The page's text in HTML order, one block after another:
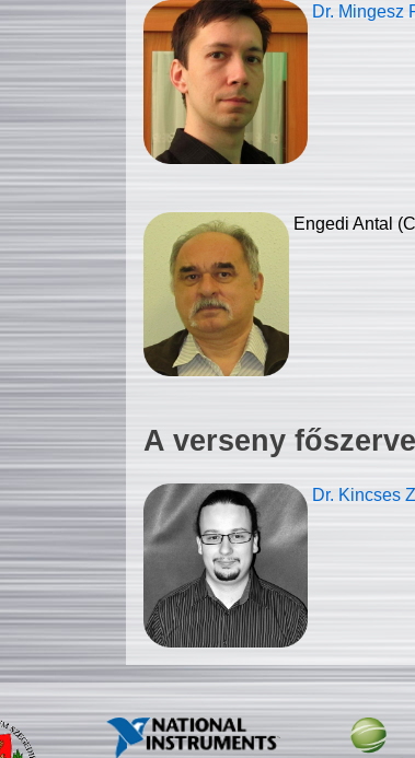
Dr. Mingesz
Engedi Antal
A verseny
Dr. Kincses